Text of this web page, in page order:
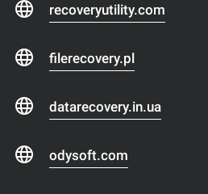
recoveryutility.com
filerecovery.pl
datarecovery.in.ua
odysoft.com